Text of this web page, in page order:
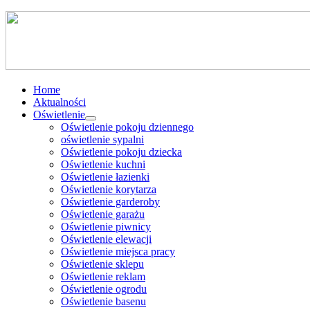
Home
Aktualności
Oświetlenie
Oświetlenie pokoju dziennego
oświetlenie sypalni
Oświetlenie pokoju dziecka
Oświetlenie kuchni
Oświetlenie łazienki
Oświetlenie korytarza
Oświetlenie garderoby
Oświetlenie garażu
Oświetlenie piwnicy
Oświetlenie elewacji
Oświetlenie miejsca pracy
Oświetlenie sklepu
Oświetlenie reklam
Oświetlenie ogrodu
Oświetlenie basenu